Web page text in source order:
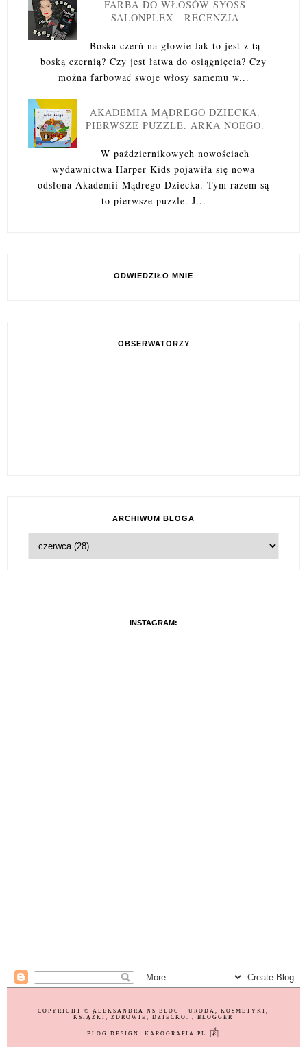
FARBA DO WŁOSÓW SYOSS
SALONPLEX - RECENZJA
Boska czerń na głowie Jak to jest z tą
boską czernią? Czy jest łatwa do osiągnięcia? Czy
można farbować swoje włosy samemu w...
AKADEMIA MĄDREGO DZIECKA.
PIERWSZE PUZZLE. ARKA NOEGO.
W październikowych nowościach
wydawnictwa Harper Kids pojawiła się nowa
odsłona Akademii Mądrego Dziecka. Tym razem są
to pierwsze puzzle. J...
ODWIEDZIŁO MNIE
OBSERWATORZY
ARCHIWUM BLOGA
INSTAGRAM:
COPYRIGHT ©ALEKSANDRA NS BLOG - URODA, KOSMETYKI,
KSIĄŻKI, ZDROWIE, DZIECKO., BLOGGER
BLOG DESIGN:KAROGRAFIA.PL